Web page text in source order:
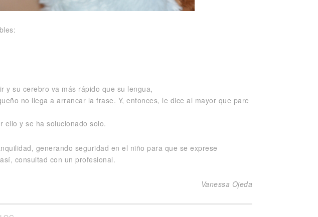
y su cerebro va más rápido que su lengua,
no llega a arrancar la frase. Y, entonces, le dice al mayor que pare
ello y se ha solucionado solo.
generando seguridad en el niño para que se exprese
consultad con un profesional.
Vanessa Ojeda